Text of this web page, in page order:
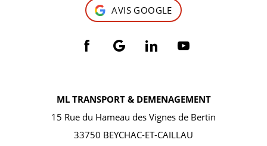
AVIS GOOGLE
ML TRANSPORT & DEMENAGEMENT
15 Rue du Hameau des Vignes de Bertin
33750 BEYCHAC-ET-CAILLAU